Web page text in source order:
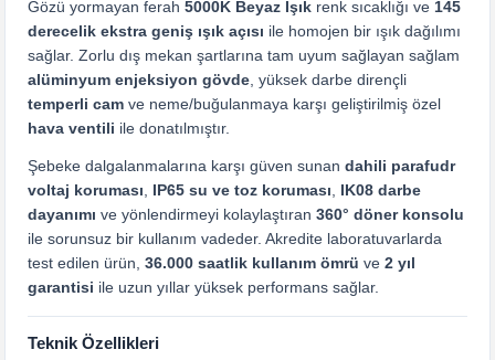
Gözü yormayan ferah 5000K Beyaz Işık renk sıcaklığı ve 145
derecelik ekstra geniş ışık açısı ile homojen bir ışık dağılımı
sağlar. Zorlu dış mekan şartlarına tam uyum sağlayan sağlam
alüminyum enjeksiyon gövde , yüksek darbe dirençli
temperli cam ve neme/buğulanmaya karşı geliştirilmiş özel
hava ventili ile donatılmıştır.
Şebeke dalgalanmalarına karşı güven sunan dahili parafudr
voltaj koruması
IP65 su ve toz koruması
IK08 darbe
dayanımı ve yönlendirmeyi kolaylaştıran 360° döner konsolu
ile sorunsuz bir kullanım vadeder. Akredite laboratuvarlarda
test edilen ürün, 36.000 saatlik kullanım ömrü ve 2 yıl
garantisi ile uzun yıllar yüksek performans sağlar.
Teknik Özellikleri